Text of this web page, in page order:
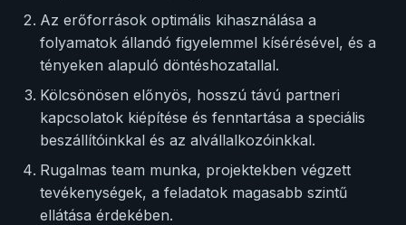
Az erőforrások optimális kihasználása a
folyamatok állandó figyelemmel kísérésével, és a
tényeken alapuló döntéshozatallal.
Kölcsönösen előnyös, hosszú távú partneri
kapcsolatok kiépítése és fenntartása a speciális
beszállítóinkkal és az alvállalkozóinkkal.
Rugalmas team munka, projektekben végzett
tevékenységek, a feladatok magasabb szintű
ellátása érdekében.